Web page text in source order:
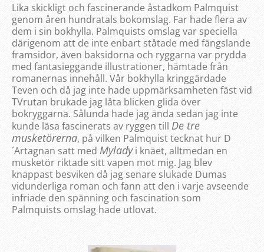
Lika skickligt och fascinerande åstadkom Palmquist
genom åren hundratals bokomslag. Far hade flera av
dem i sin bokhylla. Palmquists omslag var speciella
därigenom att de inte enbart ståtade med fängslande
framsidor, även baksidorna och ryggarna var prydda
med fantasieggande illustrationer, hämtade från
romanernas innehåll. Vår bokhylla kringgärdade
Teven och då jag inte hade uppmärksamheten fäst vid
TVrutan brukade jag låta blicken glida över
bokryggarna. Sålunda hade jag ända sedan jag inte
kunde läsa fascinerats av ryggen till De tre
musketörerna, på vilken Palmquist tecknat hur D
´Artagnan satt med Myladyi knäet, alltmedan en
musketör riktade sitt vapen mot mig. Jag blev
knappast besviken då jag senare slukade Dumas
vidunderliga roman och fann att den i varje avseende
infriade den spänning och fascination som
Palmquists omslag hade utlovat.